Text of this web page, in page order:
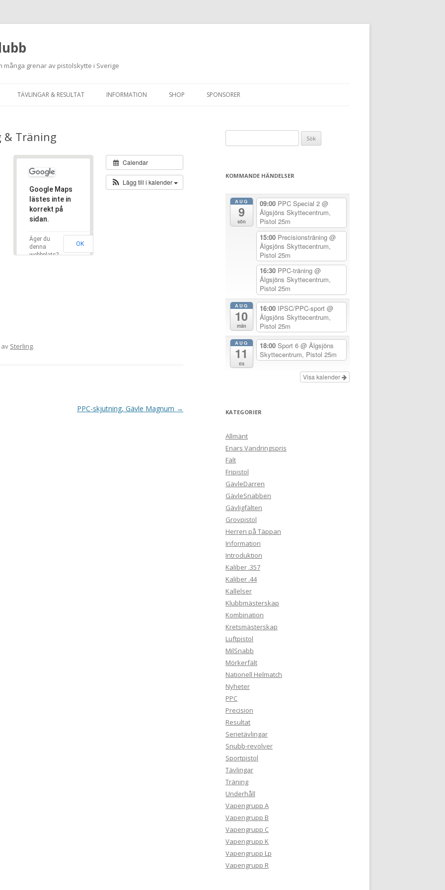
många grenar av pistolskytte i Sverige
till
TÄVLINGAR & RESULTAT
SKJUTPROGRAM 2026
INFORMATION
RUTINER FÖR SKJUTLEDARE
FÄLTSKYTTE
SHOP SPONSORER
& Träning
Calendar
Lägg till i kalender
Google Maps
lästes inte in
korrekt på
sidan.
Äger du
denna
webbplats?
OK
av Sterling.
PPC-skjutning, Gävle Magnum →
efter:
KOMMANDE HÄNDELSER
AUG
9
sön
09:00 PPC Special 2 @
Älgsjöns Skyttecentrum,
Pistol 25m
15:00 Precisionsträning @
Älgsjöns Skyttecentrum,
Pistol 25m
16:30 PPC-träning @
Älgsjöns Skyttecentrum,
Pistol 25m
AUG
10
mån
16:00 IPSC/PPC-sport @
Älgsjöns Skyttecentrum,
Pistol 25m
AUG
11
tis
18:00 Sport 6 @ Älgsjöns
Skyttecentrum, Pistol 25m
Visa kalender
KATEGORIER
Allmänt
Enars Vandringspris
Fält
Fripistol
GävleDarren
GävleSnabben
Gävligfälten
Grovpistol
Herren på Täppan
Information
Introduktion
Kaliber .357
Kaliber .44
Kallelser
Klubbmästerskap
Kombination
Kretsmästerskap
Luftpistol
MilSnabb
Mörkerfält
Nationell Helmatch
Nyheter
PPC
Precision
Resultat
Serietävlingar
Snubb-revolver
Sportpistol
Tävlingar
Träning
Underhåll
Vapengrupp A
Vapengrupp B
Vapengrupp C
Vapengrupp K
Vapengrupp Lp
Vapengrupp R